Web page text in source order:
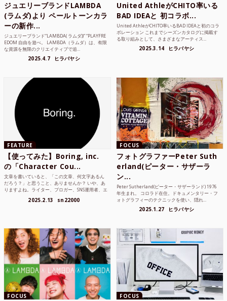
ジュエリーブランドLAMBDA
(ラムダ)より ペールトーンカラ
ーの新作...
ジュエリーブランド“LAMBDA( ラムダ))” “PLAYFRE
EDOM 自由を遊べ。 LAMBDA（ラムダ）は、有限
な資源を無限のクリエイティブで追...
2025.4.7 ヒラバヤシ
United AthleがCHITO率いる
BAD IDEAと 初コラボ...
United AthleがCHITO率いるBAD IDEAと初のコラ
ボレーション これまでシーズンカタログに掲載す
る取り組みとして、さまざまなアーティス...
2025.3.14 ヒラバヤシ
FEATURE
【使ってみた】Boring, inc.
の「Character Cou...
文章を書いていると、「この文章、何文字あるん
だろう？」と思うこと、ありませんか？ いや、あ
りますよね。ライター、ブロガー、SNS運用者、エ
2025.2.13 sn22000
FOCUS
フォトグラファーPeter Suth
erland(ピーター・サザーラ
ン...
Peter Sutherland(ピーター・サザーランド) 1976
年生まれ。 コロラド在住。ドキュメンタリー・フ
ォトグラフィーのテクニックを使い、隠れ...
2025.1.27 ヒラバヤシ
FOCUS FOCUS